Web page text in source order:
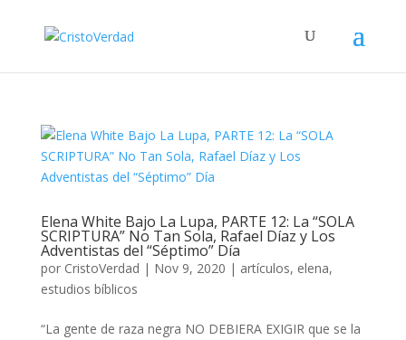
Elena White Bajo La Lupa, PARTE 12: La “SOLA
SCRIPTURA” No Tan Sola, Rafael Díaz y Los
Adventistas del “Séptimo” Día
por CristoVerdad | Nov 9, 2020 | artículos, elena,
estudios bíblicos
“La gente de raza negra NO DEBIERA EXIGIR que se la